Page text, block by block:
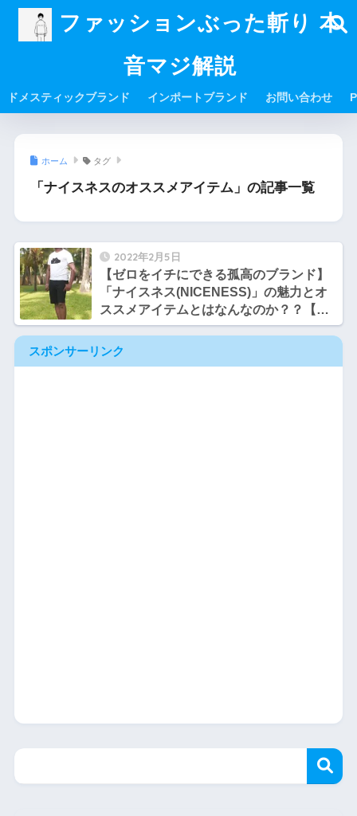
ファッションぶった斬り 本
音マジ解説
ドメスティックブランド インポートブランド お問い合わせ
ホーム タグ
「ナイスネスのオススメアイテム」の記事一覧
2022年2月5日
【ゼロをイチにできる孤高のブランド】
「ナイスネス(NICENESS)」の魅力とオ
ススメアイテムとはなんなのか？？【サ
トシとヒロシのファッション談義】
スポンサーリンク